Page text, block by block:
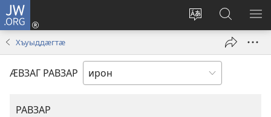
JW.ORG
Сайты
фӕивын
Бацу
(opens
Ссар
сайты
jw.org
Хъуыддӕгтӕ
ӔВЗАГ РАВЗАР
РАВЗАР